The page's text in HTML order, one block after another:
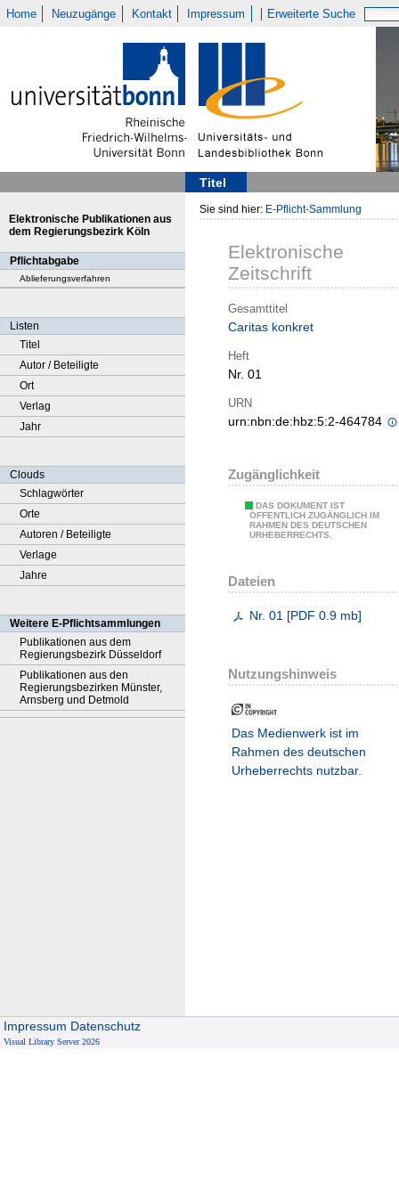
Home Neuzugänge Kontakt Impressum Erweiterte Suche
Titel
Elektronische Publikationen aus
dem Regierungsbezirk Köln
Pflichtabgabe
Ablieferungsverfahren
Listen
Titel
Autor / Beteiligte
Ort
Verlag
Jahr
Clouds
Schlagwörter
Orte
Autoren / Beteiligte
Verlage
Jahre
Weitere E-Pflichtsammlungen
Publikationen aus dem
Regierungsbezirk Düsseldorf
Publikationen aus den
Regierungsbezirken Münster,
Arnsberg und Detmold
Sie sind hier: E-Pflicht-Sammlung
Elektronische
Zeitschrift
Gesamttitel
Caritas konkret
Heft
Nr. 01
URN
urn:nbn:de:hbz:5:2-464784
Zugänglichkeit
DAS DOKUMENT IST
ÖFFENTLICH ZUGÄNGLICH IM
RAHMEN DES DEUTSCHEN
URHEBERRECHTS.
Dateien
Nr. 01 [PDF 0.9 mb]
Nutzungshinweis
Das Medienwerk ist im
Rahmen des deutschen
Urheberrechts nutzbar.
Impressum Datenschutz
Visual Library Server 2026